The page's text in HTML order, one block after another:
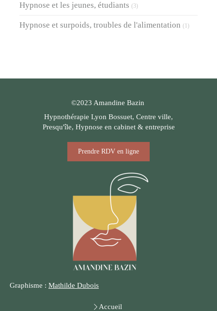
Hypnose et les jeunes, étudiants (3)
Hypnose et surpoids, troubles de l'alimentation (1)
©2023 Amandine Bazin
Hypnothérapie Lyon Bossuet, Centre ville,
Presqu'île, Hypnose en cabinet & entreprise
Prendre RDV en ligne
Graphisme : Mathilde Dubois
Accueil